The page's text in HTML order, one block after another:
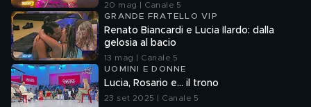
20 mag | Canale 5
GRANDE FRATELLO VIP
Renato Biancardi e Lucia Ilardo: dalla
gelosia al bacio
13 mag | Canale 5
UOMINI E DONNE
Lucia, Rosario e... il trono
23 set 2025 | Canale 5